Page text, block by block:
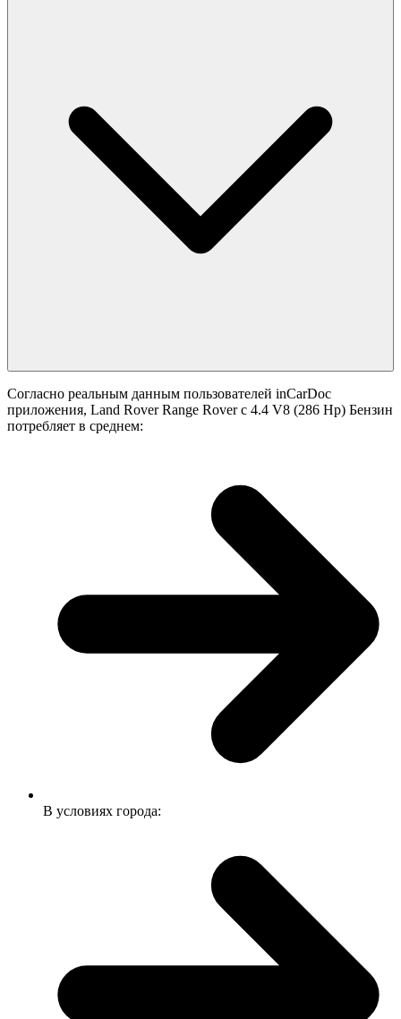
Согласно реальным данным пользователей inCarDoc
приложения, Land Rover Range Rover с 4.4 V8 (286 Hp) Бензин
потребляет в среднем:
В условиях города: